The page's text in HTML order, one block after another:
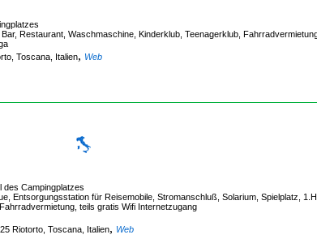
Bar, Restaurant, Waschmaschine, Kinderklub, Teenagerklub,
Toscana, Italien, Web
des Campingplatzes
Entsorgungsstation für Reisemobile, Stromanschluß, Solarium, Spielplatz,
teils gratis Wifi Internetzugang
Riotorto, Toscana, Italien, Web